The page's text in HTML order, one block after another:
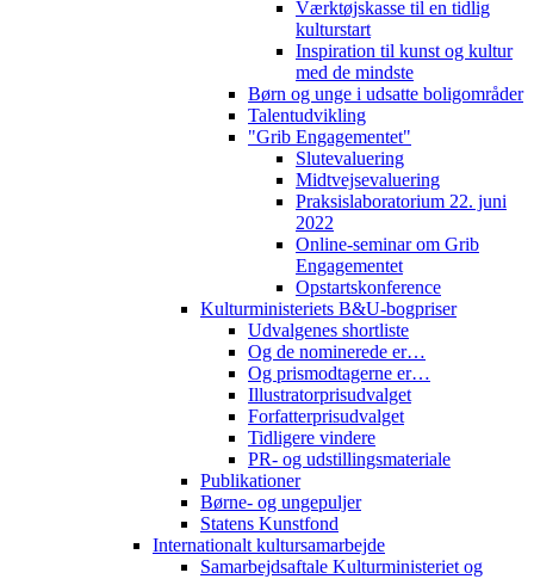
Værktøjskasse til en tidlig
kulturstart
Inspiration til kunst og kultur
med de mindste
Børn og unge i udsatte boligområder
Talentudvikling
"Grib Engagementet"
Slutevaluering
Midtvejsevaluering
Praksislaboratorium 22. juni
2022
Online-seminar om Grib
Engagementet
Opstartskonference
Kulturministeriets B&U-bogpriser
Udvalgenes shortliste
Og de nominerede er…
Og prismodtagerne er…
Illustratorprisudvalget
Forfatterprisudvalget
Tidligere vindere
PR- og udstillingsmateriale
Publikationer
Børne- og ungepuljer
Statens Kunstfond
Internationalt kultursamarbejde
Samarbejdsaftale Kulturministeriet og